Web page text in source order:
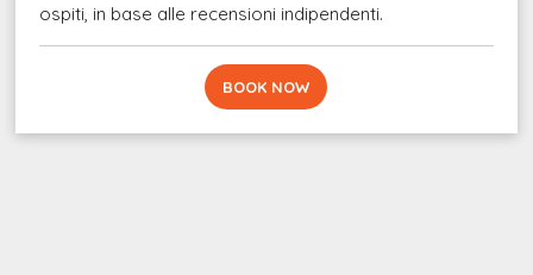
ospiti, in base alle recensioni indipendenti.
BOOK NOW